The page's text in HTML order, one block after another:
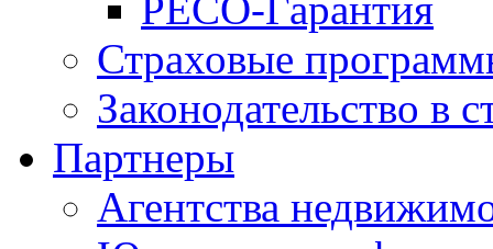
РЕСО-Гарантия
Страховые
Законодательство в
Партнеры
Агентства